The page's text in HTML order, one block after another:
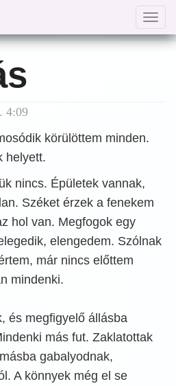
4:09
körülöttem minden.
helyett.
nincs. Épületek vannak,
Széket érzek a fenekem
hol van. Megfogok egy
elengedem. Szólnak
már nincs előttem
mindenki.
és megfigyelő állásba
más fut. Zaklatottak
gabalyodnak,
A könnyek még el se